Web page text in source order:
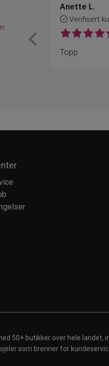
Anette L.
Verifisert
Topp
50+ butikker over hele
som brenner for